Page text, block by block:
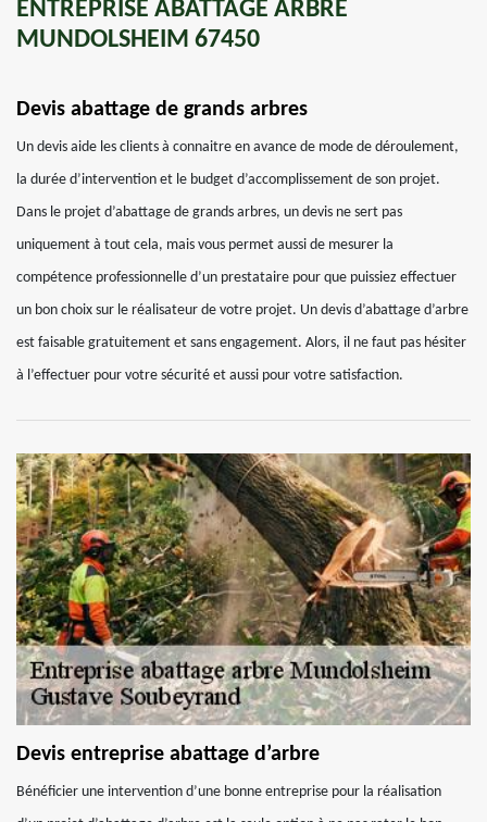
ENTREPRISE ABATTAGE ARBRE
MUNDOLSHEIM 67450
Devis abattage de grands arbres
Un devis aide les clients à connaitre en avance de mode de déroulement,
la durée d’intervention et le budget d’accomplissement de son projet.
Dans le projet d’abattage de grands arbres, un devis ne sert pas
uniquement à tout cela, mais vous permet aussi de mesurer la
compétence professionnelle d’un prestataire pour que puissiez effectuer
un bon choix sur le réalisateur de votre projet. Un devis d’abattage d’arbre
est faisable gratuitement et sans engagement. Alors, il ne faut pas hésiter
à l’effectuer pour votre sécurité et aussi pour votre satisfaction.
Devis entreprise abattage d’arbre
Bénéficier une intervention d’une bonne entreprise pour la réalisation